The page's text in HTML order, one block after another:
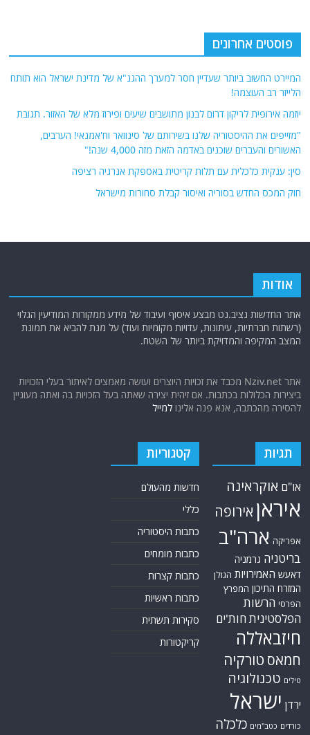
פוסטים אחרונים
המיירט החשוב ביותר שעדיין חסר למערך ההגנ"א של מדינת ישראל הוא תותח
הלייזר רב העוצמה!
יוזמה אירופית לריקון דרום לבנון מתושבים שיעים ופירוז מלא של האזור. תגובת
"מזייפים את ההיסטוריה שלנו בשירותם של סינוואר וח'אמנאי! הערבים,
האשורים והעברים שוכנים באדמה הזאת מזה 4,000 שנה!"
סין: ענקית כלכלית עם תלות קריטית באספקת אנרגיה רציפה
חוק המכס החדש בסוריה ואיסור קבלת סחורות מישראל
אודות
אתר החדשות נציב.נט מבצע איסוף ועיבוד של מידע ממקורות המודיעין הגלוי
(רשתות חברתיות, עיתונות, עדויות מקומיות ועוד) על מנת להביא את תמונת
המצב המקיפה והמדויקת ביותר של השטח.
אתר Nziv.net מכבד את זכויות היוצרים ועושה מאמצים לאיתור בעלי הזכויות
ביצירות הכלולות בכתבות. אם זיהית יצירה שאתה בעל הזכויות בה ואתה מעוניין
להסירה מהכתבה, אנא פנה אלינולמייל
תגיות
או"ם אוקראינה
איראן אירופה
אפריקה ארה"ב
בריטניה גרמניה
דאעש האמירויות הגולן
המזרח התיכון המפרץ
הפרסי הרשות
הפלסטיניתחות'ים
חיזבאללה
חמאס טורקיה
טילים טכנולוגיה
ירדן ישראל
כורדים כטב"מים כלכלה
קטגוריות
חדשות מהעולם
כללי
כתבות היסטוריה
כתבות מומחים
כתבות קצרות
כתבות ראשיות
סקירות תשתית
קריקטורות